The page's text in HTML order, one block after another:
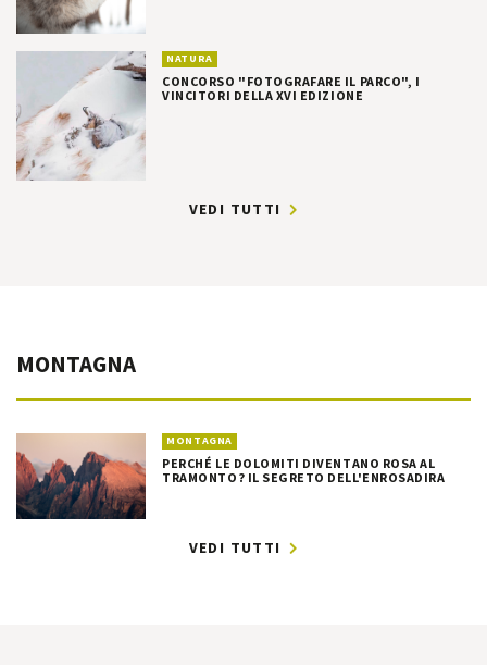
NATURA
CONCORSO "FOTOGRAFARE IL PARCO", I
VINCITORI DELLA XVI EDIZIONE
VEDI TUTTI
MONTAGNA
MONTAGNA
PERCHÉ LE DOLOMITI DIVENTANO ROSA AL
TRAMONTO? IL SEGRETO DELL'ENROSADIRA
VEDI TUTTI